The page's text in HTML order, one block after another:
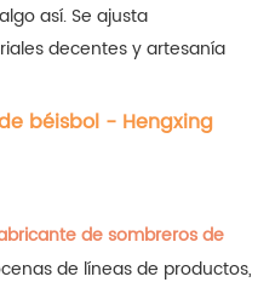
así. Se ajusta
decentes y artesanía
béisbol - Hengxing
de sombreros de
de líneas de productos,